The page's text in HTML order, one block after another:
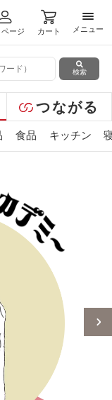
ページ カート
メニ
メニュー
検索
つながる
食品 キッチン